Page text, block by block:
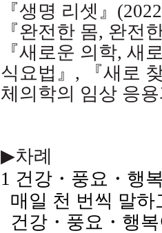
『생명 리셋』 (2022
『완전한 몸, 완전
『새로운 의학, 새
식요법』 ,
『새로
체의학의 임상 응
▶차례
1 건강・ 풍요 ・ 행
매일 천 번씩 말하
건강 ・ 풍요 ・ 행